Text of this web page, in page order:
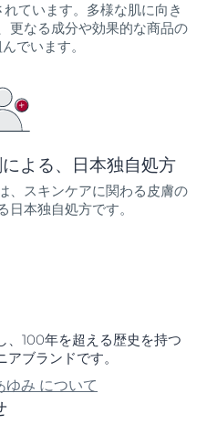
ています。多様な肌に向き
更なる成分や効果的な商品の
でいます。
よる、日本独自処方
、スキンケアに関わる皮膚の
本独自処方です。
、100年を超える歴史を持つ
ブランドです。
ゆみ について